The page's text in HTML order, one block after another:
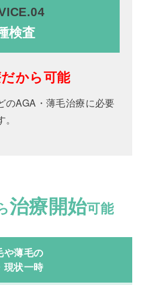
検査
から可能
のAGA・薄毛治療に必要
治療開始可能
や薄毛の
現状一時